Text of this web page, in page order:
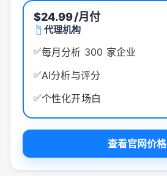
$24.99/月付
代理机构
✅每月分析 300 家企业
✅AI分析与评分
✅个性化开场白
查看官网价格